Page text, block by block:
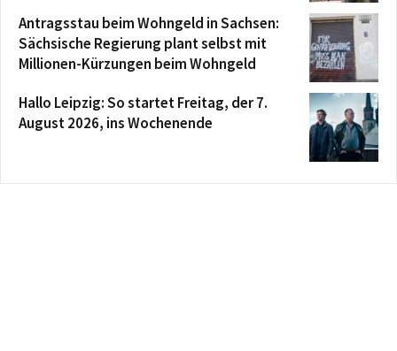
Antragsstau beim Wohngeld in Sachsen:
Sächsische Regierung plant selbst mit
Millionen-Kürzungen beim Wohngeld
Hallo Leipzig: So startet Freitag, der 7.
August 2026, ins Wochenende